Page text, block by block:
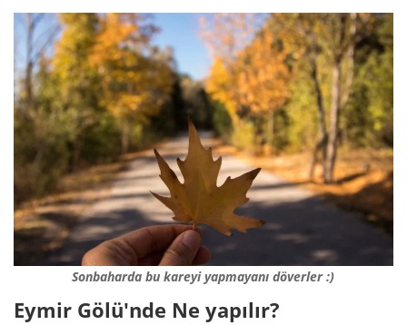
Sonbaharda bu kareyi yapmayanı döverler :)
Eymir Gölü'nde Ne yapılır?